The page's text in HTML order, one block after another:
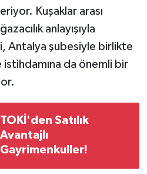
Kuşaklar arası
anlayışıyla
Antalya şubesiyle birlikte
da önemli bir
TOKİ'den Satılık
Avantajlı
Gayrimenkuller!